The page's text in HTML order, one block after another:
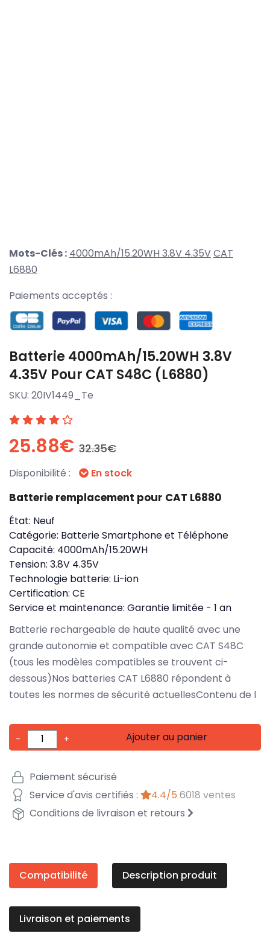
Mots-Clés : 4000mAh/15.20WH 3.8V 4.35VCAT
L6880
Paiements acceptés :
Batterie 4000mAh/15.20WH 3.8V
4.35V Pour CAT S48C (L6880)
SKU: 20IV1449_Te
25.88€ 32.35€
Disponibilité : En stock
Batterie remplacement pour CAT L6880
État: Neuf
Catégorie: Batterie Smartphone et Téléphone
Capacité: 4000mAh/15.20WH
Tension: 3.8V 4.35V
Technologie batterie: Li-ion
Certification: CE
Service et maintenance: Garantie limitée - 1 an
Batterie rechargeable de haute qualité avec une
grande autonomie et compatible avec CAT S48C
(tous les modèles compatibles se trouvent ci-
dessous)Nos batteries CAT L6880 répondent à
toutes les normes de sécurité actuellesContenu de l
- + Ajouter au panier
Paiement sécurisé
Service d'avis certifiés :
4.4/5 6018 ventes
Conditions de livraison et retours
Compatibilité Description produit
Livraison et paiements